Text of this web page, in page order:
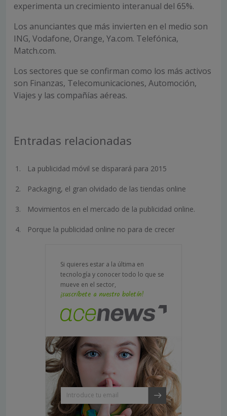
experimenta un crecimiento interanual del 65%.
Los anunciantes que más invierten en el medio son
ING, Vodafone, Orange, Ya.com. Telefónica,
Match.com.
Los sectores que se confirman como los más activos
son Finanzas, Telecomunicaciones, Automoción,
Viajes y las compañías aéreas.
Entradas relacionadas
La publicidad móvil se disparará para 2015
Packaging, el gran olvidado de las tiendas online
Movimientos en el mercado de la publicidad online.
Porque la publicidad online no para de crecer
Si quieres estar a la última en
tecnología y conocer todo lo que se
mueve en el sector,
¡suscríbete a nuestro boletín!